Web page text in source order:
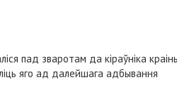
пад зваротам да кіраўніка
яго ад далейшага адбывання